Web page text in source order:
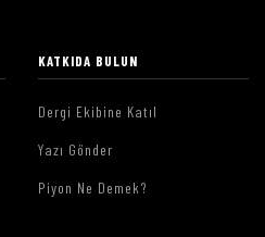
KATKIDA BULUN
Dergi Ekibine Katıl
Yazı Gönder
Piyon Ne Demek?